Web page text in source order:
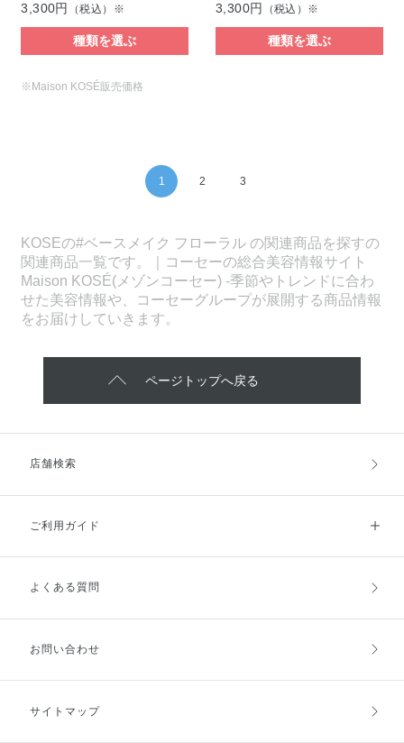
3,300円 （税込）※
種類を選ぶ
3,300円 （税込）※
種類を選ぶ
※Maison KOSÉ販売価格
1 2 3
KOSEの#ベースメイク フローラル の関連商品を探すの
関連商品一覧です。｜コーセーの総合美容情報サイト
Maison KOSÉ(メゾンコーセー) -季節やトレンドに合わ
せた美容情報や、コーセーグループが展開する商品情報
をお届けしていきます。
ページトップへ戻る
店舗検索
ご利用ガイド
ご利用ガイドトップ
お支払方法
キャンセル・返品・交換
よくある質問
お問い合わせ
サイトマップ